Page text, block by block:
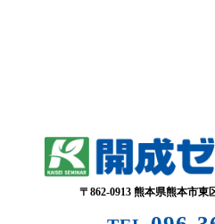
〒862-0913 熊本県熊本市東